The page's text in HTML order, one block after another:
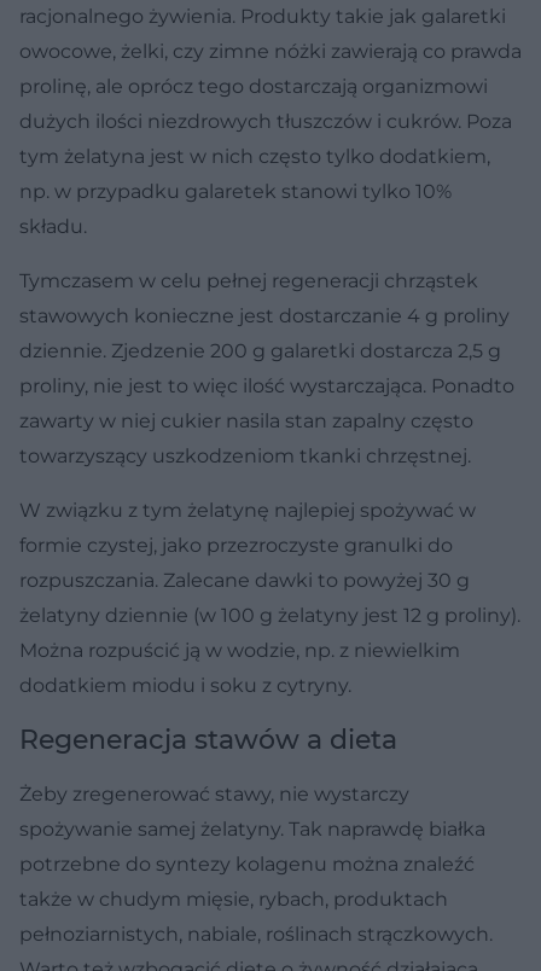
racjonalnego żywienia. Produkty takie jak galaretki
owocowe, żelki, czy zimne nóżki zawierają co prawda
prolinę, ale oprócz tego dostarczają organizmowi
dużych ilości niezdrowych tłuszczów i cukrów. Poza
tym żelatyna jest w nich często tylko dodatkiem,
np. w przypadku galaretek stanowi tylko 10%
składu.
Tymczasem w celu pełnej regeneracji chrząstek
stawowych konieczne jest dostarczanie 4 g proliny
dziennie. Zjedzenie 200 g galaretki dostarcza 2,5 g
proliny, nie jest to więc ilość wystarczająca. Ponadto
zawarty w niej cukier nasila stan zapalny często
towarzyszący uszkodzeniom tkanki chrzęstnej.
W związku z tym żelatynę najlepiej spożywać w
formie czystej, jako przezroczyste granulki do
rozpuszczania. Zalecane dawki to powyżej 30 g
żelatyny dziennie (w 100 g żelatyny jest 12 g proliny).
Można rozpuścić ją w wodzie, np. z niewielkim
dodatkiem miodu i soku z cytryny.
Regeneracja stawów a dieta
Żeby zregenerować stawy, nie wystarczy
spożywanie samej żelatyny. Tak naprawdę białka
potrzebne do syntezy kolagenu można znaleźć
także w chudym mięsie, rybach, produktach
pełnoziarnistych, nabiale, roślinach strączkowych.